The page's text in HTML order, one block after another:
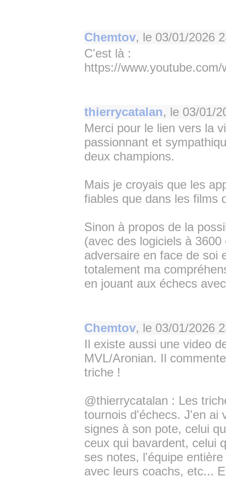
Chemtov, le 03/01/2026
C'est là :
https://
thierrycatalan, le 03/01/
Merci pour le lien vers la
passionnant et
deux champions.
Mais je croyais que les
fiables que dans les films
Sinon à propos de la
(avec des logiciels à
adversaire en face de soi
totalement ma
en jouant aux échecs
Chemtov, le 03/01/2026
Il existe aussi une video
MVL/Aronian. Il
triche !
@thierrycatalan : Les
tournois d'échecs. J'en ai
signes à son pote, celui
ceux qui bavardent, celui
ses notes, l'équipe
avec leurs coachs, etc...